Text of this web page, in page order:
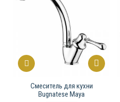
Смеситель для кухни
Bugnatese Maya